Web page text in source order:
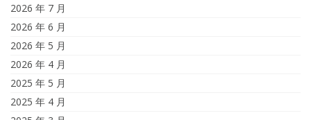
2026 年 7 月
2026 年 6 月
2026 年 5 月
2026 年 4 月
2025 年 5 月
2025 年 4 月